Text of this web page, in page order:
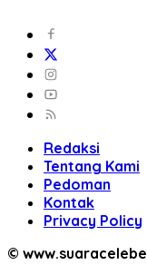
Redaksi
Tentang Kami
Pedoman
Kontak
Privacy Policy
©